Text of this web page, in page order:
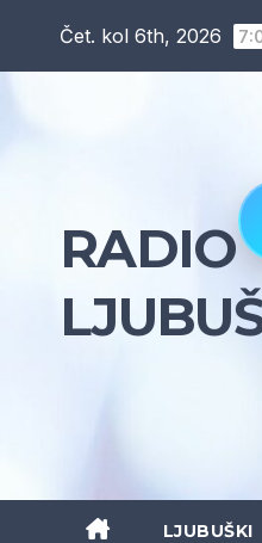
Čet. kol 6th, 2026
RADIO
LJUBUŠKI